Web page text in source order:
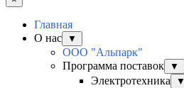
Главная
О нас
▼
ООО "Альпарк"
Программа поставок
▼
Электротехника ▼